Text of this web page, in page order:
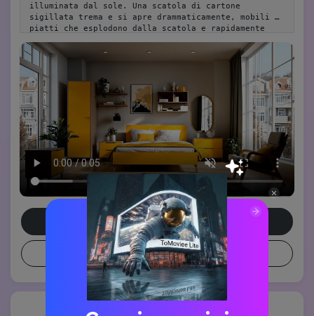
illuminata dal sole. Una scatola di cartone
sigillata trema e si apre drammaticamente, mobili
piatti che esplodono dalla scatola e rapidamente
una coperta giallo pallido sul letto. Nessun
testo.", "style": "stile cinematografico", "camera":
"grandangolo fisso", "illuminazione": "colori caldi
naturali con toni freschi", "room": "camera da letto
boemia", "elements": ["scatola di cartone (logo
visibile)", "letto con coperta gialla", "comodino",
"illuminazione", "guardaroba", "scaffali",
"specchio", "opera d'arte", "tappeto", "tende",
"sedia da lettura", "piante"], "motion": "scatola si
apre, mobili esplodono dalla scatola, i mobili
vengono assemblati e posti con precisione e
velocità", "ending": "spazio tranquillo e moderno
con arredamento boemia", "keywords": ["16:9", "stile
boemia", "
Crea un video simile
Prompt di copia